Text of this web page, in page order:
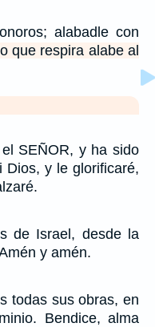
alabadle con
que respira alabe al
SEÑOR, y ha sido
Dios, y le glorificaré,
de Israel, desde la
y amén.
todas sus obras, en
Bendice, alma